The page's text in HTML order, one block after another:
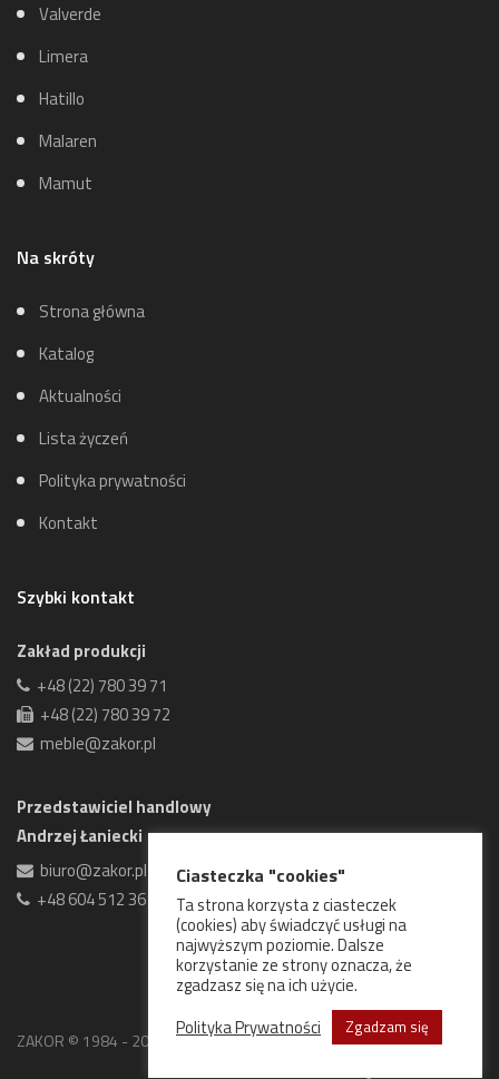
Valverde
Limera
Hatillo
Malaren
Mamut
Na skróty
Strona główna
Katalog
Aktualności
Lista życzeń
Polityka prywatności
Kontakt
Szybki kontakt
Zakład produkcji
+48 (22) 780 39 71
+48 (22) 780 39 72
meble@zakor.pl
Przedstawiciel handlowy
Andrzej Łaniecki
biuro@zakor.pl
+48 604 512 361
ZAKOR © 1984 - 2026 Wszelkie prawa zastrzeżone.
Ciasteczka "cookies"
Ta strona korzysta z ciasteczek
(cookies) aby świadczyć usługi na
najwyższym poziomie. Dalsze
korzystanie ze strony oznacza, że
zgadzasz się na ich użycie.
Polityka Prywatności
Zgadzam się